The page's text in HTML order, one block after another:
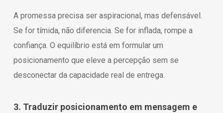
A promessa precisa ser aspiracional, mas defensável.
Se for tímida, não diferencia. Se for inflada, rompe a
confiança. O equilíbrio está em formular um
posicionamento que eleve a percepção sem se
desconectar da capacidade real de entrega.
3. Traduzir posicionamento em mensagem e